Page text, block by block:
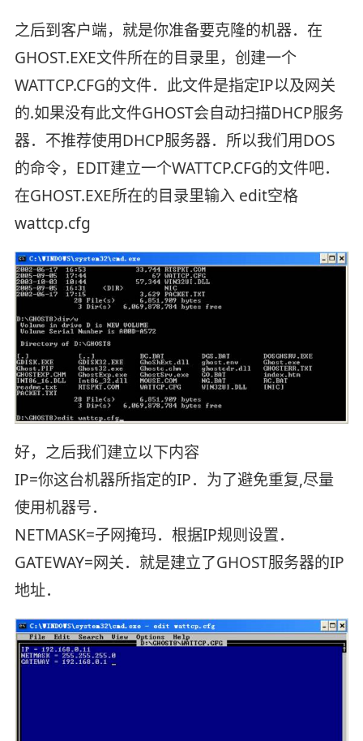
之后到客户端，就是你准备要克隆的机器．在
GHOST.EXE文件所在的目录里，创建一个
WATTCP.CFG的文件．此文件是指定IP以及网关
的.如果没有此文件GHOST会自动扫描DHCP服务
器．不推荐使用DHCP服务器．所以我们用DOS
的命令，EDIT建立一个WATTCP.CFG的文件吧．
在GHOST.EXE所在的目录里输入 edit空格
wattcp.cfg
好，之后我们建立以下内容
IP=你这台机器所指定的IP．为了避免重复,尽量
使用机器号．
NETMASK=子网掩玛．根据IP规则设置．
GATEWAY=网关．就是建立了GHOST服务器的IP
地址．